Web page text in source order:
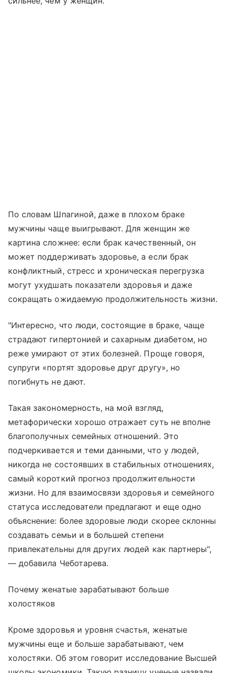
По словам Шпагиной, даже в плохом браке
мужчины чаще выигрывают. Для женщин же
картина сложнее: если брак качественный, он
может поддерживать здоровье, а если брак
конфликтный, стресс и хроническая перегрузка
могут ухудшать показатели здоровья и даже
сокращать ожидаемую продолжительность жизни.
"Интересно, что люди, состоящие в браке, чаще
страдают гипертонией и сахарным диабетом, но
реже умирают от этих болезней. Проще говоря,
супруги «портят здоровье друг другу», но
погибнуть не дают.
Такая закономерность, на мой взгляд,
метафорически хорошо отражает суть не вполне
благополучных семейных отношений. Это
подчеркивается и теми данными, что у людей,
никогда не состоявших в стабильных отношениях,
самый короткий прогноз продолжительности
жизни. Но для взаимосвязи здоровья и семейного
статуса исследователи предлагают и еще одно
объяснение: более здоровые люди скорее склонны
создавать семьи и в большей степени
привлекательны для других людей как партнеры",
— добавила Чеботарева.
Почему женатые зарабатывают больше
холостяков
Кроме здоровья и уровня счастья, женатые
мужчины еще и больше зарабатывают, чем
холостяки. Об этом говорит исследование Высшей